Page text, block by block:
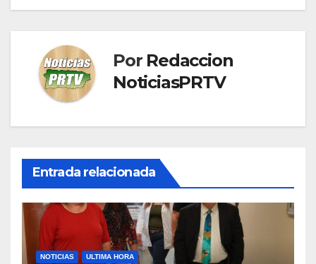
Por Redaccion
NoticiasPRTV
Entrada relacionada
NOTICIAS ULTIMA HORA